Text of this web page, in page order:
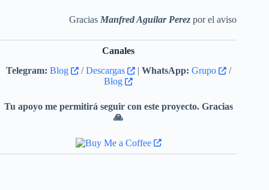
Gracias Manfred Aguilar Perez por el aviso
Canales
Telegram: Blog /Descargas | WhatsApp: Grupo
/
Blog
Tu apoyo me permitirá seguir con este proyecto. Gracias
🙏